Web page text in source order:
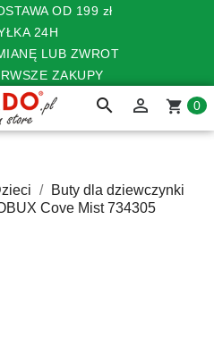
OD 199 zł
24H
LUB ZWROT
ZAKUPY
search  shopping_cart 0
Buty dla dziewczynki
Cove Mist 734305